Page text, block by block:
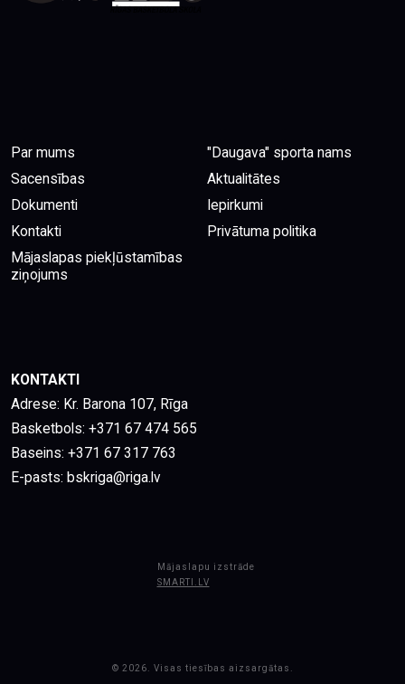
Par mums
"Daugava" sporta nams
Sacensības
Aktualitātes
Dokumenti
Iepirkumi
Kontakti
Privātuma politika
Mājaslapas piekļūstamības
ziņojums
KONTAKTI
Adrese: Kr. Barona 107, Rīga
Basketbols: +371 67 474 565
Baseins: +371 67 317 763
E-pasts: bskriga@riga.lv
© 2026. Visas tiesības aizsargātas.
Mājaslapu izstrāde
SMARTI.LV